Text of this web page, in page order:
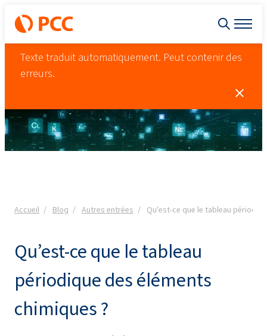
Texte traduit automatiquement. Peut contenir des
erreurs.
Accueil Blog Autres entrées Qu'est-ce que le tableau
Qu’est-ce que le tableau
périodique des éléments
chimiques ?